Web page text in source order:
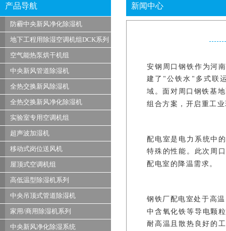
产品导航
防霾中央新风净化除湿机
地下工程用除湿空调机组DCK系列
空气能热泵烘干机组
中央新风管道除湿机
全热交换新风除湿机
全热交换新风净化除湿机
实验室专用空调机组
超声波加湿机
移动式岗位送风机
屋顶式空调机组
高低温型除湿机系列
中央吊顶式管道除湿机
家用/商用除湿机系列
中央新风净化除湿系统
新闻中心
安钢周口钢铁作为河
建了 " 公铁水 " 多式联
域。面对周口钢铁基
组合方案，开启重工
配电室是电力系统中
特殊的性能。此次周
配电室的降温需求。
钢铁厂配电室处于高
中含氧化铁等导电颗
耐高温且散热良好的